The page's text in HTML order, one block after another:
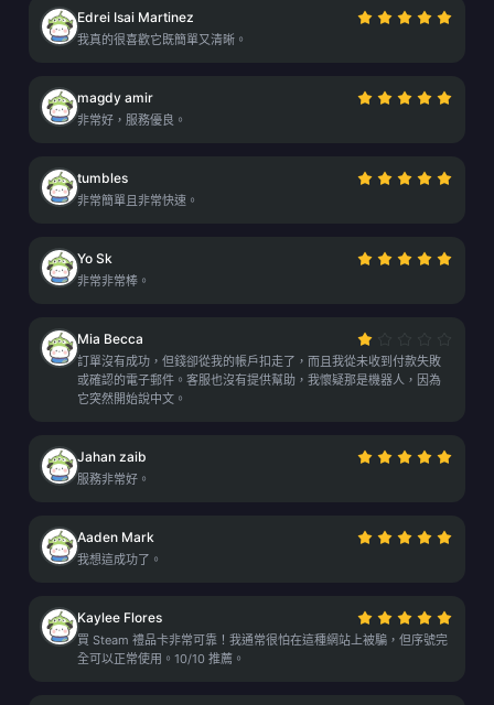
Edrei Isai Martinez
我真的很喜歡它既簡單又清晰。
magdy amir
非常好，服務優良。
tumbles
非常簡單且非常快速。
Yo Sk
非常非常棒。
Mia Becca
訂單沒有成功，但錢卻從我的帳戶扣走了，而且我從未收到付款失敗
或確認的電子郵件。客服也沒有提供幫助，我懷疑那是機器人，因為
它突然開始說中文。
Jahan zaib
服務非常好。
Aaden Mark
我想這成功了。
Kaylee Flores
買 Steam 禮品卡非常可靠！我通常很怕在這種網站上被騙，但序號完
全可以正常使用。10/10 推薦。